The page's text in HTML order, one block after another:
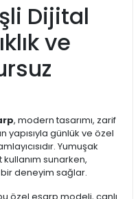
Dijital
ve
, modern tasarımı, zarif
günlük ve özel
Yumuşak
sunarken,
deneyim sağlar.